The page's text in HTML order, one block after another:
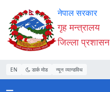
Accessibility
Mode
सुरु
गर्नुहोस्
सामाग्री
पढ्नुहाेस्
नेभिगेसन
पढ्नुहाेस्
वेबसाइट
खोजमा
जानुहोस्
नेपाल सरकार
गृह मन्त्रालय
जिल्ला
EN डार्क मोड न्यून व्यान्डविथ